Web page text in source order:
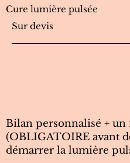
Cure lumière pulsée
Sur devis
Bilan personnalisé + un
(OBLIGATOIRE avant
démarrer la lumière